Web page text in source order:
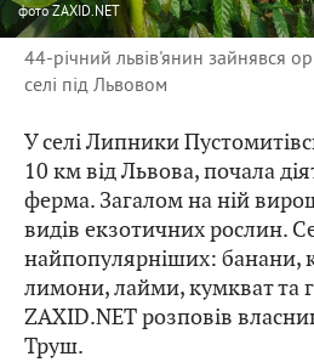
фотоZAXID.NET
44-річний львів'янин зайнявся
селі під Львовом
У селі Липники
10 км від Львова, почала
ферма. Загалом на ній
видів екзотичних рослин.
найпопулярніших: банани,
лимони, лайми, кумкват та
ZAXID.NET розповів
Труш.